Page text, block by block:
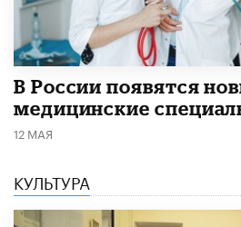
В России появятся
медицинские
12 МАЯ
КУЛЬТУРА